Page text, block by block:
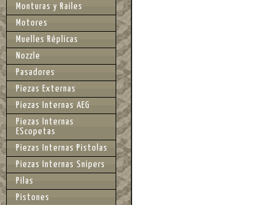
Monturas y Railes
Motores
Muelles Réplicas
Nozzle
Pasadores
Piezas Externas
Piezas Internas AEG
Piezas Internas
EScopetas
Piezas Internas Pistolas
Piezas Internas Snipers
Pilas
Pistones